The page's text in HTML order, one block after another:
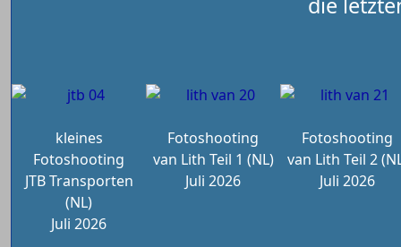
kleines
Fotoshooting
JTB Transporten
(NL)
Juli 2026
Fotoshooting
van Lith Teil 1 (NL)
Juli 2026
Fotoshooting
van Lith Teil 2
Juli 2026